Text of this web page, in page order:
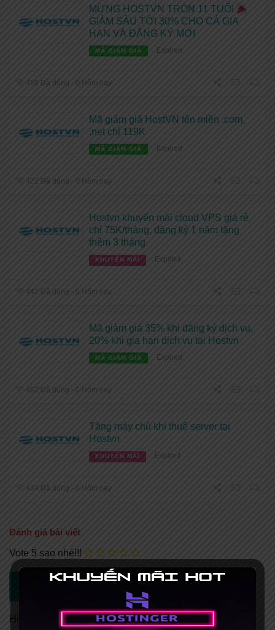
MỪNG HOSTVN TRÒN 11 TUỔI
GIẢM SÂU TỚI 30% CHO CẢ GIA
HẠN VÀ ĐĂNG KÝ MỚI
MÃ GIẢM GIÁ Expired
450 Đã dùng - 0 Hôm nay
Mã giảm giá HostVN tên miền .com,
.net chỉ 119K
MÃ GIẢM GIÁ Expired
422 Đã dùng - 0 Hôm nay
Hostvn khuyến mãi cloud VPS giá rẻ
chỉ 75K/tháng, đăng ký 1 năm tặng
thêm 3 tháng
KHUYẾN MÃI Expired
442 Đã dùng - 0 Hôm nay
Mã giảm giá 35% khi đăng ký dịch vụ,
20% khi gia hạn dịch vụ tại Hostvn
MÃ GIẢM GIÁ Expired
452 Đã dùng - 0 Hôm nay
Tặng máy chủ khi thuê server tại
Hostvn
KHUYẾN MÃI Expired
434 Đã dùng - 0 Hôm nay
Đánh giá bài viết
Vote 5 sao nhé!!!
Hiện tại chưa có đánh giá nào